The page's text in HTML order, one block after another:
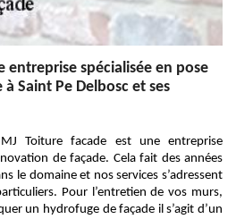
entreprise spécialisée en pose
Saint Pe Delbosc et ses
Toiture facade est une entreprise
de façade. Cela fait des années
le domaine et nos services s’adressent
Pour l’entretien de vos murs,
un hydrofuge de façade il s’agit d’un